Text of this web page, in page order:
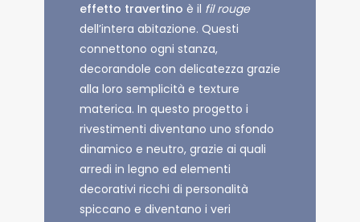
effetto travertino è il fil rouge
dell’intera abitazione. Questi
connettono ogni stanza,
decorandole con delicatezza grazie
alla loro semplicità e texture
materica. In questo progetto i
rivestimenti diventano uno sfondo
dinamico e neutro, grazie ai quali
arredi in legno ed elementi
decorativi ricchi di personalità
spiccano e diventano i veri